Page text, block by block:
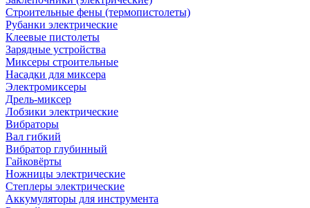
Строительные фены (термопистолеты)
Рубанки электрические
Клеевые пистолеты
Зарядные устройства
Миксеры строительные
Насадки для миксера
Электромиксеры
Дрель-миксер
Лобзики электрические
Вибраторы
Вал гибкий
Вибратор глубинный
Гайковёрты
Ножницы электрические
Степлеры электрические
Аккумуляторы для инструмента